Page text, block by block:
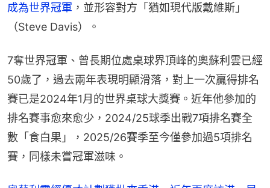
成為世界冠軍 ，並形容對方「猶如現代版戴維斯」
（Steve Davis）。
7奪世界冠軍、曾長期位處桌球界頂峰的奧蘇利雲已經
50歲了，過去兩年表現明顯滑落，對上一次贏得排名
賽已是2024年1月的世界桌球大獎賽。近年他參加的
排名賽事愈來愈少，2024/25球季出戰7項排名賽全
數「食白果」，2025/26賽季至今僅參加過5項排名
賽，同樣未嘗冠軍滋味。